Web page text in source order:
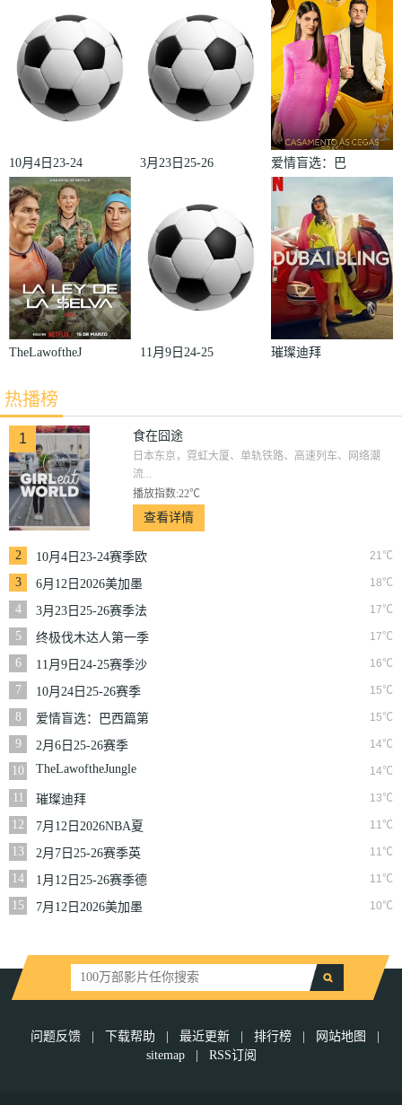
10月4日23-24
赛季欧冠小组
赛第2轮那不
勒斯VS皇家
马德里
3月23日25-26
轮雷恩VS梅
斯
爱情盲选：巴
西篇第二季
TheLawoftheJ
11月9日24-25
VS利雅得胜
利
璀璨迪拜
热播榜
1 食在囧途
日本东京，霓虹大厦、单轨铁路、高速列车、网络潮
流...
播放指数:22℃
查看详情
2 21℃
10月4日23-24赛季欧
冠小组赛第2轮那不
勒斯VS皇家马德里
3 18℃
6月12日2026美加墨
世界杯小组赛韩国VS
捷克
4 17℃
3月23日25-26赛季法
甲第27轮雷恩VS梅斯
5 17℃
终极伐木达人第一季
6
16℃
11月9日24-25赛季沙
联第10轮利雅得体育
VS利雅得胜利
7 15℃
10月24日25-26赛季
NBA常规赛掘金VS
勇士
8 15℃
爱情盲选：巴西篇第
二季
9 14℃
2月6日25-26赛季
NBA常规赛篮网VS
10 14℃
TheLawoftheJungle
11 13℃
璀璨迪拜
12
11℃
7月12日2026NBA夏
季联赛尼克斯VS马刺
13 11℃
2月7日25-26赛季英
超第25轮伯恩利VS西
汉姆联
14 11℃
1月12日25-26赛季德
甲第16轮拜仁慕尼黑
VS沃尔夫斯堡
15 10℃
7月12日2026美加墨
问题反馈 下载帮助 最近更新 排行榜 网站地图
sitemap
RSS订阅